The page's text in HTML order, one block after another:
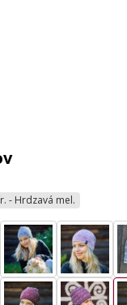
- Hrdzavá mel.